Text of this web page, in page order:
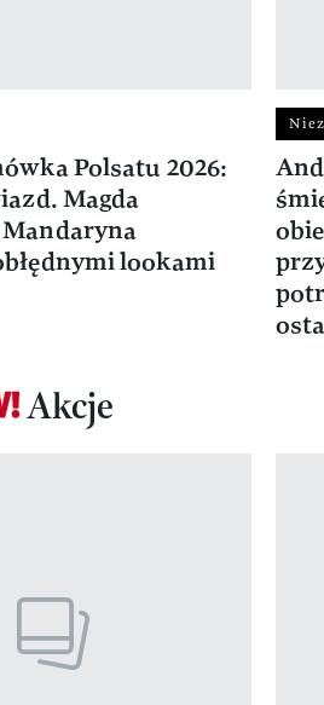
Polsatu 2026:
Magda
lookami
Akcje